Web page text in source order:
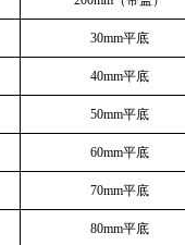
30mm平底
40mm平底
50mm平底
60mm平底
70mm平底
80mm平底